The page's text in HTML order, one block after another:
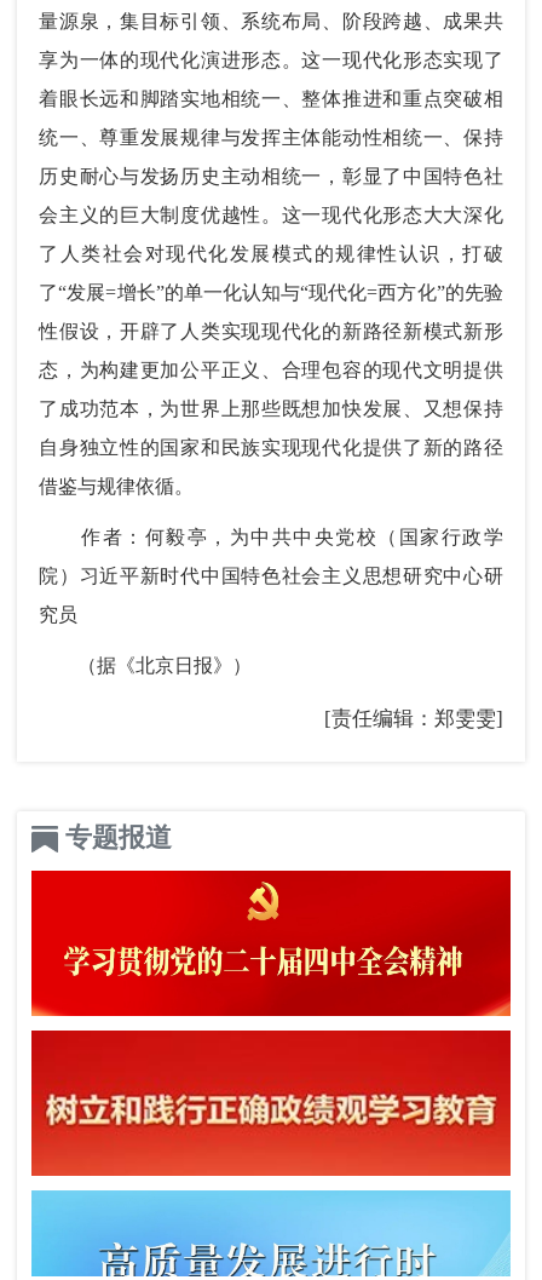
量源泉，集目标引领、系统布局、阶段跨越、成果共
享为一体的现代化演进形态。这一现代化形态实现了
着眼长远和脚踏实地相统一、整体推进和重点突破相
统一、尊重发展规律与发挥主体能动性相统一、保持
历史耐心与发扬历史主动相统一，彰显了中国特色社
会主义的巨大制度优越性。这一现代化形态大大深化
了人类社会对现代化发展模式的规律性认识，打破
了“发展=增长”的单一化认知与“现代化=西方化”的先验
性假设，开辟了人类实现现代化的新路径新模式新形
态，为构建更加公平正义、合理包容的现代文明提供
了成功范本，为世界上那些既想加快发展、又想保持
自身独立性的国家和民族实现现代化提供了新的路径
借鉴与规律依循。
作者：何毅亭，为中共中央党校（国家行政学
院）习近平新时代中国特色社会主义思想研究中心研
究员
（据《北京日报》）
[责任编辑：郑雯雯]
专题报道